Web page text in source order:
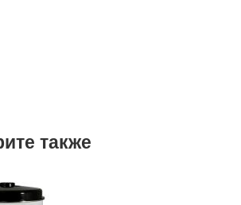
также